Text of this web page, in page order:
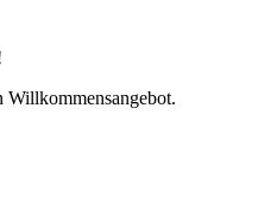
Willkommensangebot.